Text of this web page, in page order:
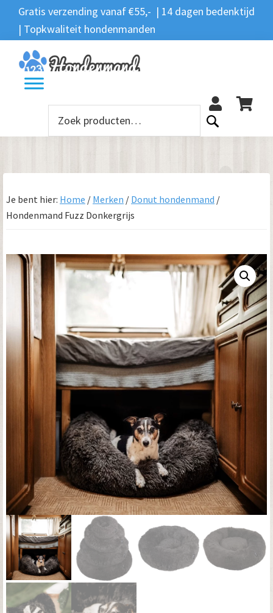
Spring
naar
de
hoofdnavigatie
Door
naar
de
hoofd
inhoud
Spring
naar
de
voettekst
Gratis verzending vanaf €55,- | 14 dagen bedenktijd
| Topkwaliteit hondenmanden
Zoeken
Zoeken
naar:
Je bent hier: Home / Merken / Donut hondenmand /
Hondenmand Fuzz Donkergrijs